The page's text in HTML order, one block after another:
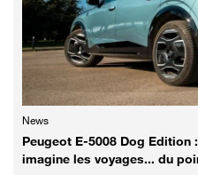
News
Peugeot E-5008 Dog Edition
imagine les voyages... du